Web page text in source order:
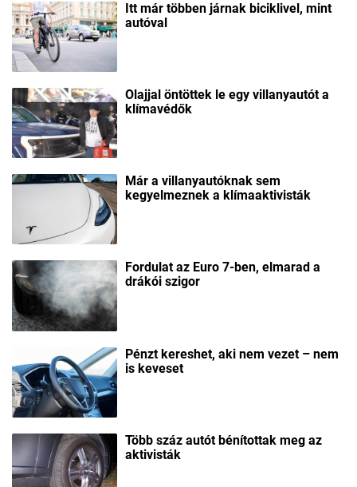
Itt már többen járnak biciklivel, mint
autóval
Olajjal öntöttek le egy villanyautót a
klímavédők
Már a villanyautóknak sem
kegyelmeznek a klímaaktivisták
Fordulat az Euro 7-ben, elmarad a
drákói szigor
Pénzt kereshet, aki nem vezet – nem
is keveset
Több száz autót bénítottak meg az
aktivisták